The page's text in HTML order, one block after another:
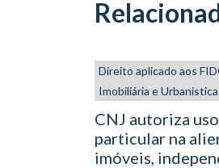
Direito aplicado aos
Imobiliária e Urbanística
CNJ autoriza
particular na
imóveis,